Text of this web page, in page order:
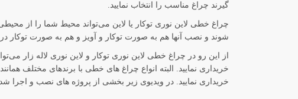
گیرند چراغ مناسب را انتخاب نمایید.
چراغ خطی لاین نوری توکار یا لاین می‌تواند محیط شما را از
شوند و نصب آنها هم به صورت توکار و آویز و هم به صورت توکار
از این رو در چراغ خطی لاین نوری توکار و لاین نوری لاله زار
خریداری نمایید. در ویدیوی زیر بخشی از پروژه های نصب و اجرا